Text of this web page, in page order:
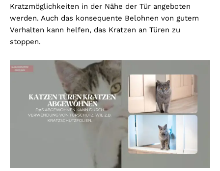
Kratzmöglichkeiten in der Nähe der Tür angeboten
werden. Auch das konsequente Belohnen von gutem
Verhalten kann helfen, das Kratzen an Türen zu
stoppen.